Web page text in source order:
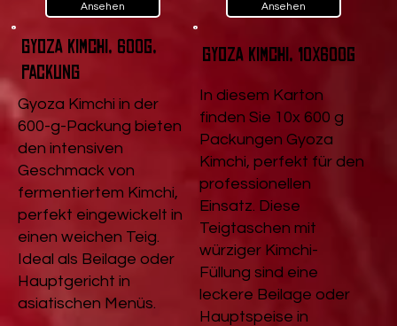
Ansehen Ansehen
Gyoza Kimchi, 600g,
Packung
Gyoza Kimchi in der
600-g-Packung bieten
den intensiven
Geschmack von
fermentiertem Kimchi,
perfekt eingewickelt in
einen weichen Teig.
Ideal als Beilage oder
Hauptgericht in
asiatischen Menüs.
Gyoza Kimchi, 10x600g
In diesem Karton
finden Sie 10x 600 g
Packungen Gyoza
Kimchi, perfekt für den
professionellen
Einsatz. Diese
Teigtaschen mit
würziger Kimchi-
Füllung sind eine
leckere Beilage oder
Hauptspeise in